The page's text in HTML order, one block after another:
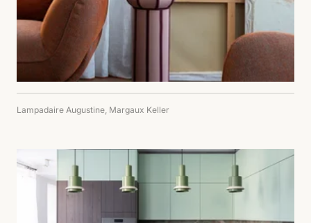
Lampadaire Augustine, Margaux Keller